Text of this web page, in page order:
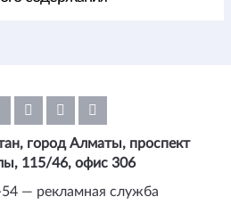
город Алматы, проспект
115/46, офис 306
— рекламная служба